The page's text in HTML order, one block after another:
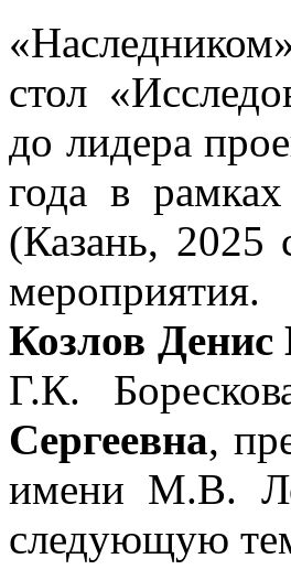
стол
до лидера
года в
(Казань, 2025
Козлов
Г.К.
Сергеевна,
имени М.В.
следующую